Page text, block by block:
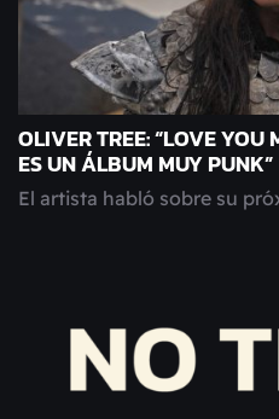
OLIVER TREE: “LOVE YOU
ES UN ÁLBUM MUY PUNK”
El artista habló sobre su